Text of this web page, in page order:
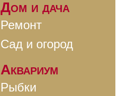
Дом и дача
Ремонт
Сад и огород
Аквариум
Рыбки